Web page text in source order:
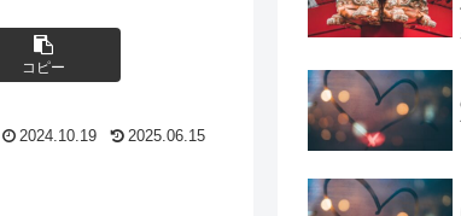
コピー
2024.10.19 2025.06.15